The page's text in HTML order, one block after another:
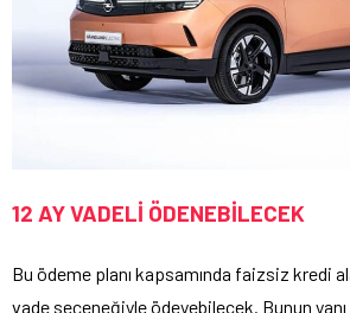
12 AY VADELİ ÖDENEBİLECEK
Bu ödeme planı kapsamında faizsiz kredi
vade seçeneğiyle ödeyebilecek. Bunun yanı